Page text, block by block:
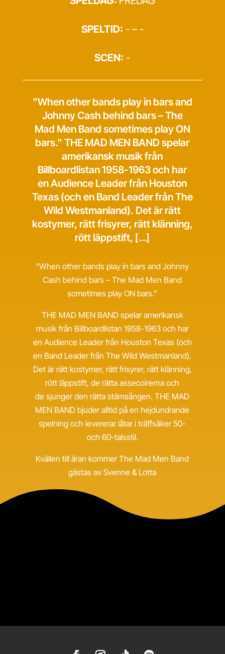
SPELTID: - – -
SCEN: -
”When other bands play in bars and
Johnny Cash behind bars – The
Mad Men Band sometimes play ON
bars.” THE MAD MEN BAND spelar
amerikansk musik från
Billboardlistan 1958-1963 och har
en Audience Leader från Houston
Texas (och en Band Leader från The
Wild Westmanland). Det är rätt
kostymer, rätt frisyrer, rätt klänning,
rött läppstift, […]
”When other bands play in bars and Johnny
Cash behind bars – The Mad Men Band
sometimes play ON bars.”
THE MAD MEN BAND spelar amerikansk
musik från Billboardlistan 1958-1963 och har
en Audience Leader från Houston Texas (och
en Band Leader från The Wild Westmanland).
Det är rätt kostymer, rätt frisyrer, rätt klänning,
rött läppstift, de rätta assecoirerna och
de sjunger den rätta stämsången. THE MAD
MEN BAND bjuder alltid på en hejdundrande
spelning och levererar låtar i träffsäker 50-
och 60-talsstil.
Kvällen till äran kommer The Mad Men Band
gästas av Svenne & Lotta